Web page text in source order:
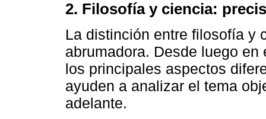
2. Filosofía y ciencia:
La distinción entre filosofía y
abrumadora. Desde luego
los principales aspectos
ayuden a analizar el tema
adelante.